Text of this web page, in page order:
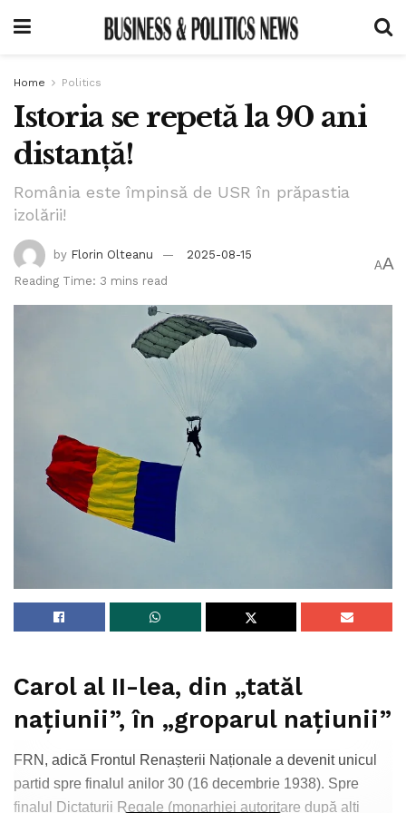
Home Politics
Istoria se repetă la 90 ani
distanță!
România este împinsă de USR în prăpastia
izolării!
by Florin Olteanu
2025-08-15
Reading Time: 3 mins read
AA
Carol al II-lea, din „tatăl
națiunii”, în „groparul națiunii”
FRN, adică Frontul Renașterii Naționale a devenit unicul
partid spre finalul anilor 30 (16 decembrie 1938). Spre
finalul Dictaturii Regale (monarhiei autoritare după alți